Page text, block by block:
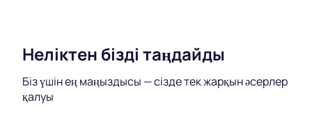
сенімдіміз " ал бұдан кейін не болады?"немесе" Мен
эмпатия, сондай-ақ мәңгілік құндылықтардың
уақытша және көрінетін құндылықтарды жеңуі бір-
Неліктен бізді таңдайды
Біз үшін ең маңыздысы — сізде тек жарқын әсерлер
қалуы